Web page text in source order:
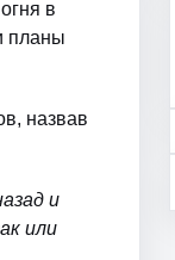
в
планы
назвав
и
или